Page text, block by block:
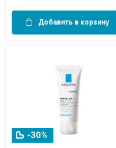
Добавить в корзину
-30%